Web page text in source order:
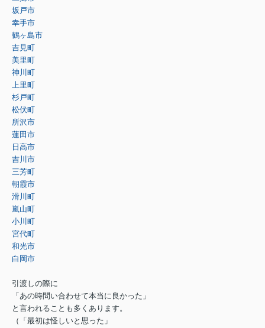
坂戸市
幸手市
鶴ヶ島市
吉見町
美里町
神川町
上里町
杉戸町
松伏町
所沢市
蓮田市
日高市
吉川市
三芳町
朝霞市
滑川町
嵐山町
小川町
宮代町
和光市
白岡市
引渡しの際に
「あの時問い合わせて本当に良かった」
と言われることも多くあります。
（「最初は怪しいと思った」